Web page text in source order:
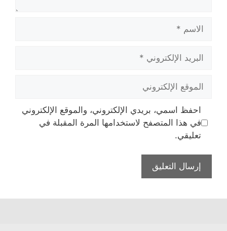
الإلكتروني
الإلكتروني
احفظ اسمي، بريدي الإلكتروني، والموقع الإلكتروني
في هذا المتصفح لاستخدامها المرة المقبلة في
تعليقي.